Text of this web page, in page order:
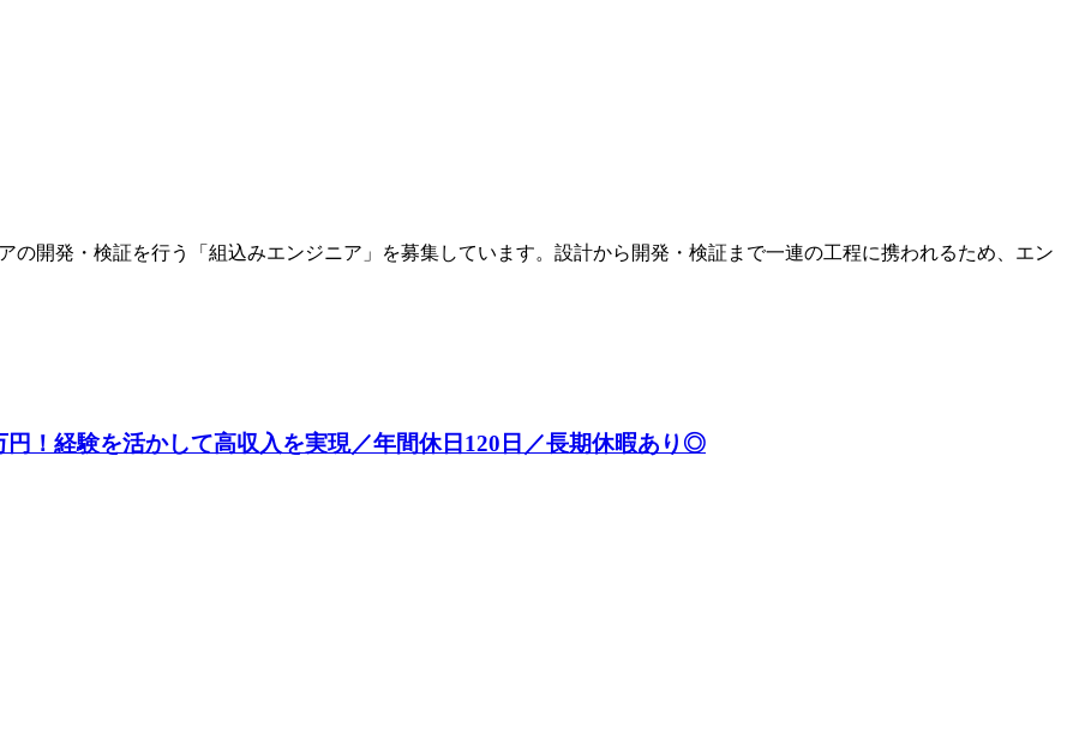
の開発・検証を行う「組込みエンジニア」を募集しています。設計から開発・検証まで一連の工程に携われるため、エン
円！経験を活かして高収入を実現／年間休日120日／長期休暇あり◎